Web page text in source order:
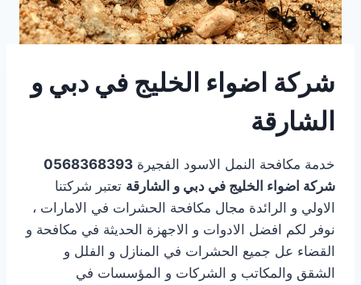
شركة اضواء الخليج في دبي و
الشارقة
خدمة مكافحة النمل الاسود الفجيرة 0568368393
شركة اضواء الخليج في دبي و الشارقة تعتبر شركتنا
الاولي و الرائدة مجال مكافحة الحشرات في الامارات ،
نوفر لكم افضل الادوات و الاجهزة الحديثة في مكافحة و
القضاء عل جميع الحشرات في المنازل و الفلل و
الشقق والمكاتب و الشركات و المؤسسات في